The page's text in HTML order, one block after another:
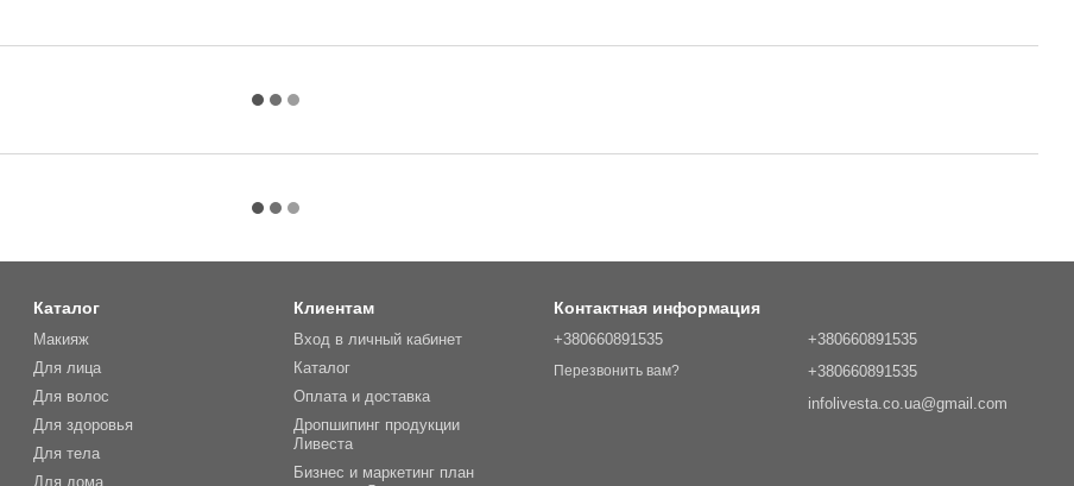
Каталог
Макияж
Для лица
Для волос
Для здоровья
Для тела
Для дома
Клиентам
Вход в личный кабинет
Каталог
Оплата и доставка
Дропшипинг продукции
Ливеста
Бизнес и маркетинг план
Контактная информация
+380660891535
Перезвонить вам?
+380660891535
+380660891535
infolivesta.co.ua@gmail.com